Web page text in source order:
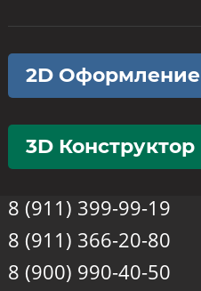
2D Оформление
3D Конструктор
8 (911) 399-99-19
8 (911) 366-20-80
8 (900) 990-40-50